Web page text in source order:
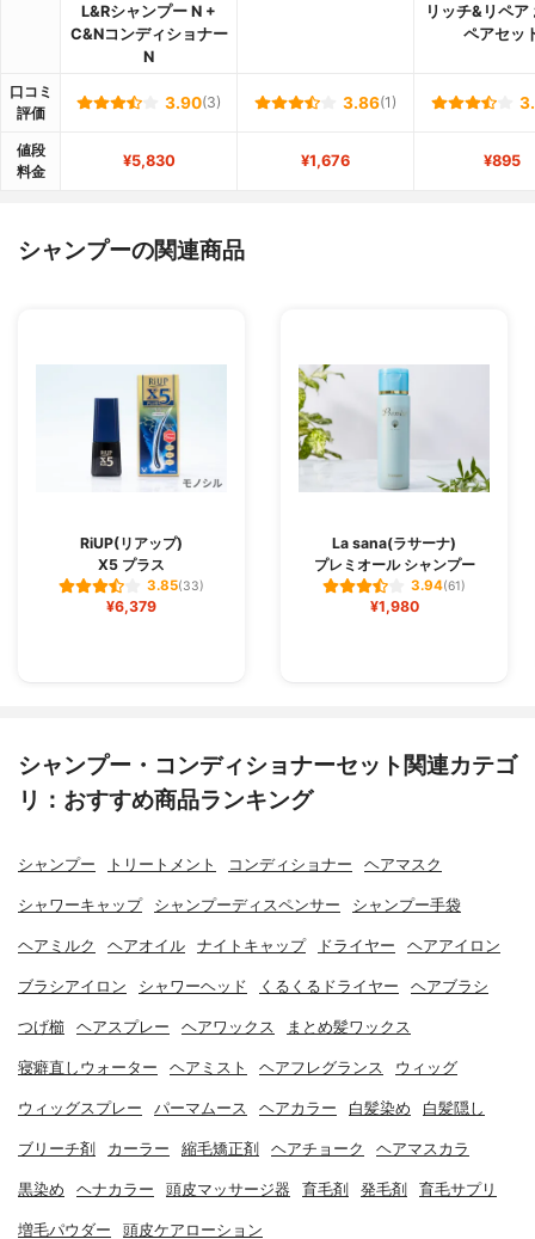
L&Rシャンプー N +
C&Nコンディショナー
N
リッチ&リペア
ペアセッ
口コミ
評価
3.90(3) 3.86(1)
値段
料金
¥5,830 ¥1,676 ¥895
シャンプーの関連商品
RiUP(リアップ)
X5 プラス
3.85(33)
¥6,379
La sana(ラサーナ)
プレミオール シャンプー
3.94(61)
¥1,980
シャンプー・コンディショナーセット関連カテゴ
リ：おすすめ商品ランキング
シャンプー トリートメント コンディショナー ヘアマスク
シャワーキャップ シャンプーディスペンサー シャンプー手袋
ヘアミルク ヘアオイル ナイトキャップ ドライヤー ヘアアイロン
ブラシアイロン シャワーヘッド くるくるドライヤー ヘアブラシ
つげ櫛 ヘアスプレー ヘアワックス まとめ髪ワックス
寝癖直しウォーター ヘアミスト ヘアフレグランス ウィッグ
ウィッグスプレー パーマムース ヘアカラー 白髪染め 白髪隠し
ブリーチ剤 カーラー 縮毛矯正剤 ヘアチョーク ヘアマスカラ
黒染め ヘナカラー 頭皮マッサージ器 育毛剤 発毛剤 育毛サプリ
増毛パウダー 頭皮ケアローション